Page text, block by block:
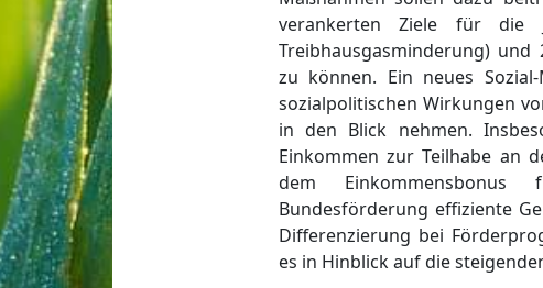
verankerten Ziele für die
Treibhausgasminderung) und
zu können. Ein neues
sozialpolitischen Wirkungen
in den Blick nehmen.
Einkommen zur Teilhabe an
dem
Bundesförderung effiziente
Differenzierung bei
es in Hinblick auf die